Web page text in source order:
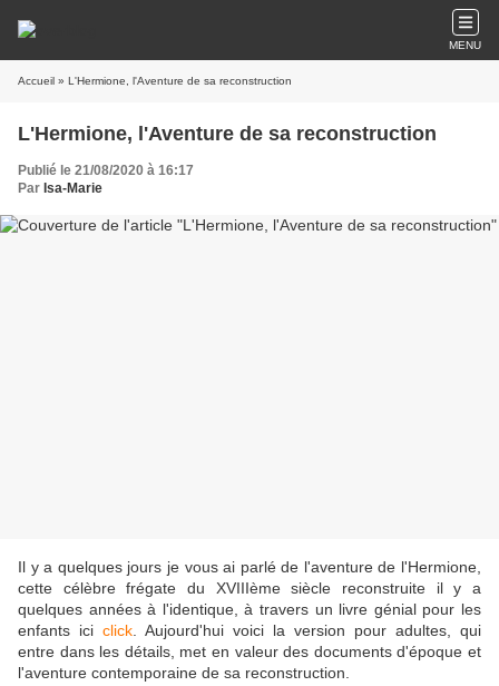
MENU
Accueil » L'Hermione, l'Aventure de sa reconstruction
L'Hermione, l'Aventure de sa reconstruction
Publié le 21/08/2020 à 16:17
Par Isa-Marie
Il y a quelques jours je vous ai parlé de l'aventure de l'Hermione,
cette célèbre frégate du XVIIIème siècle reconstruite il y a
quelques années à l'identique, à travers un livre génial pour les
enfants ici click . Aujourd'hui voici la version pour adultes, qui
entre dans les détails, met en valeur des documents d'époque et
l'aventure contemporaine de sa reconstruction.